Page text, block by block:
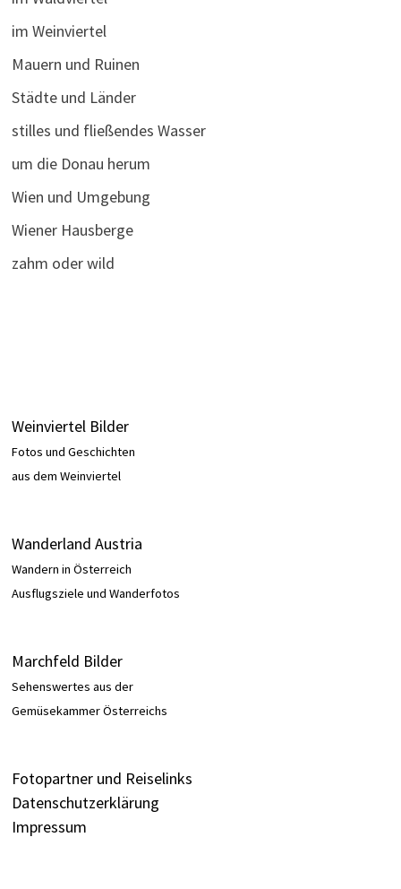
im Weinviertel
Mauern und Ruinen
Städte und Länder
stilles und fließendes Wasser
um die Donau herum
Wien und Umgebung
Wiener Hausberge
zahm oder wild
Weinviertel Bilder
Fotos und Geschichten
aus dem Weinviertel
Wanderland Austria
Wandern in Österreich
Ausflugsziele und Wanderfotos
Marchfeld Bilder
Sehenswertes aus der
Gemüsekammer Österreichs
Fotopartner und Reiselinks
Datenschutzerklärung
Impressum